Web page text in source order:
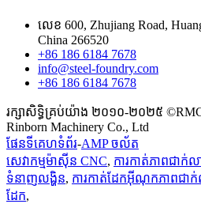
លេខ 600, Zhujiang Road,
China 266520
+86 186 6184 7678
info@steel-foundry.com
+86 186 6184 7678
រក្សាសិទ្ធិគ្រប់យ៉ាង ២០១០-២០២៥ ©RMC
Rinborn Machinery Co., Ltd
ផែនទីគេហទំព័រ-AMP ចល័ត
សេវាកម្មម៉ាស៊ីន CNC, ការកាត់ភាពជាក់
ទំនាញលង្ហិន, ការកាត់ដែកអ៊ីណុកភាពជា
ដែក,